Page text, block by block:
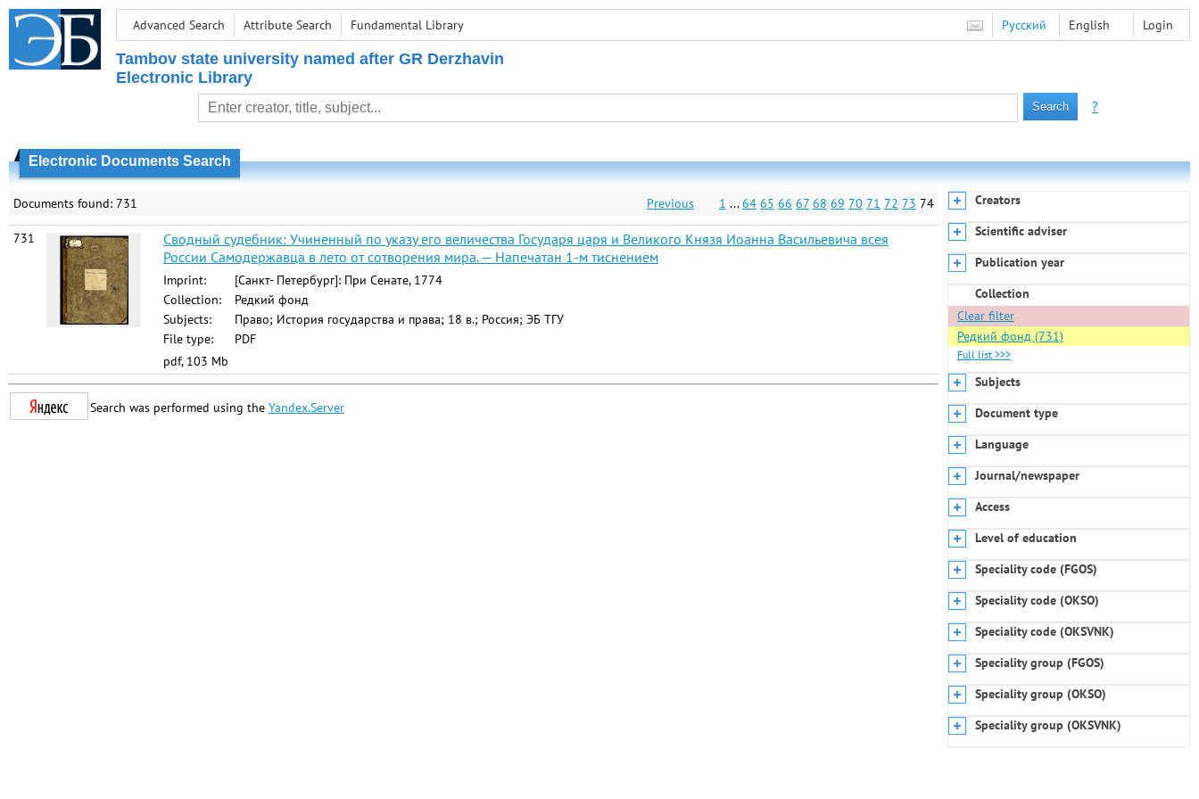
Advanced Search Attribute Search Fundamental Library Login
Русский English
Tambov state university named after GR Derzhavin
Electronic Library
?
Electronic Documents Search
Documents found: 731 Previous 1 ... 64 65 66 67 68 69 70 71 72 73 74
731
Сводный судебник: Учиненный по указу его величества Государя царя и Великого Князя Иоанна Васильевича всея
России Самодержавца в лето от сотворения мира. — Напечатан 1-м тиснением
Imprint:
[Санкт- Петербург]: При Сенате, 1774
Collection:
Редкий фонд
Subjects:
Право; История государства и права; 18 в.; Россия; ЭБ ТГУ
File type:
PDF
pdf, 103 Mb
Search was performed using the Yandex.Server
Creators
Scientific adviser
Publication year
Collection
Clear filter
Редкий фонд (731)
Full list >>>
Subjects
Document type
Language
Journal/newspaper
Access
Level of education
Speciality code (FGOS)
Speciality code (OKSO)
Speciality code (OKSVNK)
Speciality group (FGOS)
Speciality group (OKSO)
Speciality group (OKSVNK)